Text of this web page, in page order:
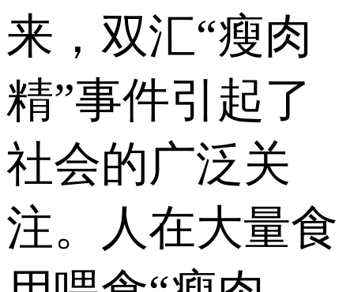
来，双汇“瘦肉
精”事件引起了
社会的广泛关
注。人在大量食